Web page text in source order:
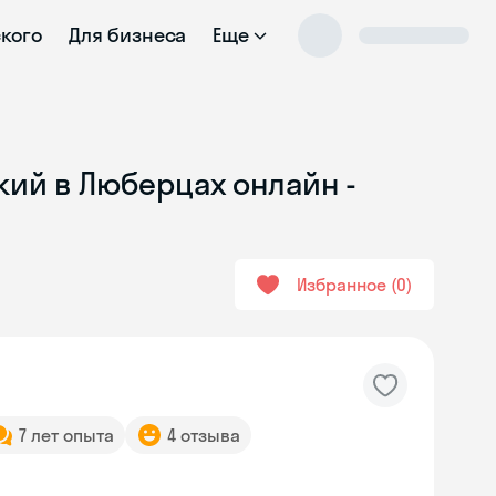
Для бизнеса Еще
в Люберцах онлайн -
Избранное 0
7 лет опыта 4 отзыва